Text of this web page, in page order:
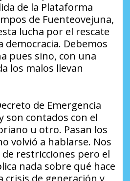
de la Plataforma
de Fuenteovejuna,
lucha por el rescate
democracia. Debemos
pues sino, con una
los malos llevan
de Emergencia
son contados con el
u otro. Pasan los
volvió a hablarse. Nos
restricciones pero el
nada sobre qué hace
crisis de generación y